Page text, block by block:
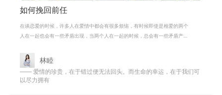
如何挽回前任
在谈恋爱的时候，许多人在爱情中都会有很多烦恼，有时候即使是相爱的两个
人在一起也会有一些矛盾出现，当两个人在一起的时候，总会有一些矛盾产
林睦
—— 爱情的珍贵，在于错过便无法回头。而生命的幸运，在于我们可
以尽力拥有